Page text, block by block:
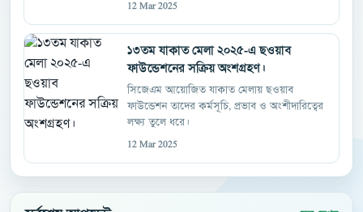
12 Mar 2025
১৩তম যাকাত মেলা ২০২৫-এ ছওয়াব
ফাউন্ডেশনের সক্রিয় অংশগ্রহণ।
সিজেএম আয়োজিত যাকাত মেলায় ছওয়াব
ফাউন্ডেশন তাদের কর্মসূচি, প্রভাব ও অংশীদারিত্বের
লক্ষ্য তুলে ধরে।
12 Mar 2025